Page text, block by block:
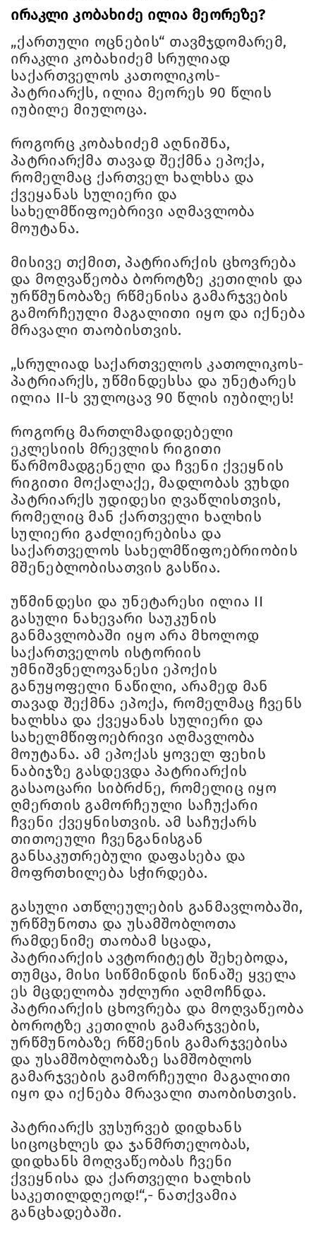
ირაკლი კობახიძე ილია მეორეზე?
„ქართული ოცნების“ თავმჯდომარემ,
ირაკლი კობახიძემ სრულიად
საქართველოს კათოლიკოს-
პატრიარქს, ილია მეორეს 90 წლის
იუბილე მიულოცა.
როგორც კობახიძემ აღნიშნა,
პატრიარქმა თავად შექმნა ეპოქა,
რომელმაც ქართველ ხალხსა და
ქვეყანას სულიერი და
სახელმწიფოებრივი აღმავლობა
მოუტანა.
მისივე თქმით, პატრიარქის ცხოვრება
და მოღვაწეობა ბოროტზე კეთილის და
ურწმუნობაზე რწმენისა გამარჯვების
გამორჩეული მაგალითი იყო და იქნება
მრავალი თაობისთვის.
„სრულიად საქართველოს კათოლიკოს-
პატრიარქს, უწმინდესსა და უნეტარეს
ილია II-ს ვულოცავ 90 წლის იუბილეს!
როგორც მართლმადიდებელი
ეკლესიის მრევლის რიგითი
წარმომადგენელი და ჩვენი ქვეყნის
რიგითი მოქალაქე, მადლობას ვუხდი
პატრიარქს უდიდესი ღვაწლისთვის,
რომელიც მან ქართველი ხალხის
სულიერი გაძლიერებისა და
საქართველოს სახელმწიფოებრიობის
მშენებლობისათვის გასწია.
უწმინდესი და უნეტარესი ილია II
გასული ნახევარი საუკუნის
განმავლობაში იყო არა მხოლოდ
საქართველოს ისტორიის
უმნიშვნელოვანესი ეპოქის
განუყოფელი ნაწილი, არამედ მან
თავად შექმნა ეპოქა, რომელმაც ჩვენს
ხალხსა და ქვეყანას სულიერი და
სახელმწიფოებრივი აღმავლობა
მოუტანა. ამ ეპოქას ყოველ ფეხის
ნაბიჯზე გასდევდა პატრიარქის
გასაოცარი სიბრძნე, რომელიც იყო
ღმერთის გამორჩეული საჩუქარი
ჩვენი ქვეყნისთვის. ამ საჩუქარს
თითოეული ჩვენგანისგან
განსაკუთრებული დაფასება და
მოფრთხილება სჭირდება.
გასული ათწლეულების განმავლობაში,
ურწმუნოთა და უსამშობლოთა
რამდენიმე თაობამ სცადა,
პატრიარქის ავტორიტეტს შეხებოდა,
თუმცა, მისი სიწმინდის წინაშე ყველა
ეს მცდელობა უძლური აღმოჩნდა.
პატრიარქის ცხოვრება და მოღვაწეობა
ბოროტზე კეთილის გამარჯვების,
ურწმუნობაზე რწმენის გამარჯვებისა
და უსამშობლობაზე სამშობლოს
გამარჯვების გამორჩეული მაგალითი
იყო და იქნება მრავალი თაობისთვის.
პატრიარქს ვუსურვებ დიდხანს
სიცოცხლეს და ჯანმრთელობას,
დიდხანს მოღვაწეობას ჩვენი
ქვეყნისა და ქართველი ხალხის
საკეთილდღეოდ!“,- ნათქვამია
განცხადებაში.